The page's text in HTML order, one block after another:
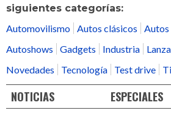
siguientes categorías:
Automovilismo
Autos clásicos
Autoshows
Gadgets Industria
Novedades
Tecnología Test drive
NOTICIAS ESPECIALES